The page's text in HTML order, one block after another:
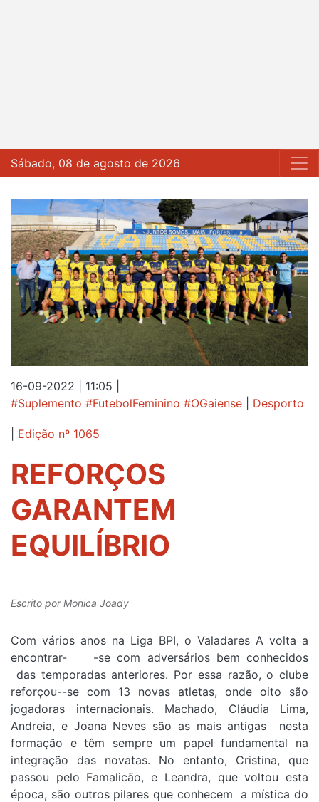
Sábado, 08 de agosto de 2026
16-09-2022 | 11:05
#Suplemento #FutebolFeminino #OGaiense
Desporto
Edição nº 1065
REFORÇOS
GARANTEM
EQUILÍBRIO
Escrito porMonica Joady
Com vários anos na Liga BPI, o Valadares A volta a
encontrar- -se com adversários bem conhecidos
das temporadas anteriores. Por essa razão, o clube
reforçou--se com 13 novas atletas, onde oito são
jogadoras internacionais. Machado, Cláudia Lima,
Andreia, e Joana Neves são as mais antigas nesta
formação e têm sempre um papel fundamental na
integração das novatas. No entanto, Cristina, que
passou pelo Famalicão, e Leandra, que voltou esta
época, são outros pilares que conhecem a mística do